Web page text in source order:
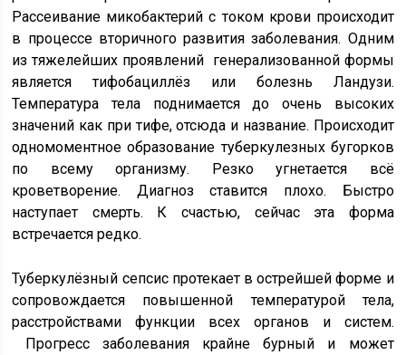
Рассеивание микобактерий с током крови происходит
в процессе вторичного развития заболевания. Одним
из тяжелейших проявлений генерализованной формы
является тифобациллёз или болезнь Ландузи.
Температура тела поднимается до очень высоких
значений как при тифе, отсюда и название. Происходит
одномоментное образование туберкулезных бугорков
по всему организму. Резко угнетается всё
кроветворение. Диагноз ставится плохо. Быстро
наступает смерть. К счастью, сейчас эта форма
встречается редко.
Туберкулёзный сепсис протекает в острейшей форме и
сопровождается повышенной температурой тела,
расстройствами функции всех органов и систем.
Прогресс заболевания крайне бурный и может